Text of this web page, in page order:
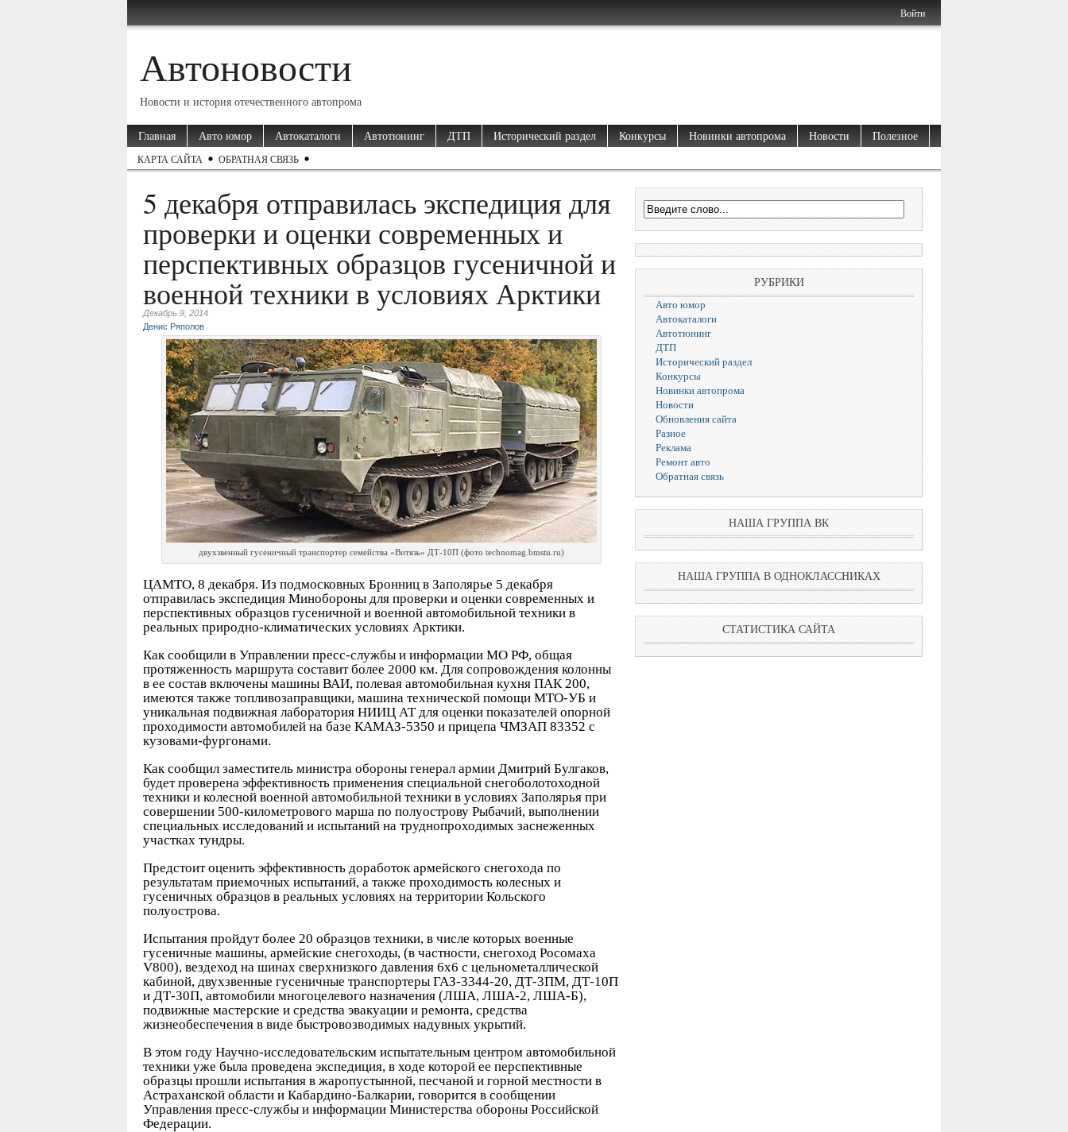
Войти
Автоновости
Новости и история отечественного автопрома
Главная Авто юмор Автокаталоги Автотюнинг ДТП Исторический раздел Конкурсы Новинки автопрома Новости Полезное
КАРТА САЙТА ОБРАТНАЯ СВЯЗЬ
5 декабря отправилась экспедиция для
проверки и оценки современных и
перспективных образцов гусеничной и
военной техники в условиях Арктики
Декабрь 9, 2014
Денис Ряполов
двухзвенный гусеничный транспортер семейства «Витязь» ДТ-10П (фото technomag.bmstu.ru)
ЦАМТО, 8 декабря. Из подмосковных Бронниц в Заполярье 5 декабря
отправилась экспедиция Минобороны для проверки и оценки современных и
перспективных образцов гусеничной и военной автомобильной техники в
реальных природно-климатических условиях Арктики.
Как сообщили в Управлении пресс-службы и информации МО РФ, общая
протяженность маршрута составит более 2000 км. Для сопровождения колонны
в ее состав включены машины ВАИ, полевая автомобильная кухня ПАК 200,
имеются также топливозаправщики, машина технической помощи МТО-УБ и
уникальная подвижная лаборатория НИИЦ АТ для оценки показателей опорной
проходимости автомобилей на базе КАМАЗ-5350 и прицепа ЧМЗАП 83352 с
кузовами-фургонами.
Как сообщил заместитель министра обороны генерал армии Дмитрий Булгаков,
будет проверена эффективность применения специальной снегоболотоходной
техники и колесной военной автомобильной техники в условиях Заполярья при
совершении 500-километрового марша по полуострову Рыбачий, выполнении
специальных исследований и испытаний на труднопроходимых заснеженных
участках тундры.
Предстоит оценить эффективность доработок армейского снегохода по
результатам приемочных испытаний, а также проходимость колесных и
гусеничных образцов в реальных условиях на территории Кольского
полуострова.
Испытания пройдут более 20 образцов техники, в числе которых военные
гусеничные машины, армейские снегоходы, (в частности, снегоход Росомаха
V800), вездеход на шинах сверхнизкого давления 6х6 с цельнометаллической
кабиной, двухзвенные гусеничные транспортеры ГАЗ-3344-20, ДТ-3ПМ, ДТ-10П
и ДТ-30П, автомобили многоцелевого назначения (ЛША, ЛША-2, ЛША-Б),
подвижные мастерские и средства эвакуации и ремонта, средства
жизнеобеспечения в виде быстровозводимых надувных укрытий.
В этом году Научно-исследовательским испытательным центром автомобильной
техники уже была проведена экспедиция, в ходе которой ее перспективные
образцы прошли испытания в жаропустынной, песчаной и горной местности в
Астраханской области и Кабардино-Балкарии, говорится в сообщении
Управления пресс-службы и информации Министерства обороны Российской
Федерации.
РУБРИКИ
Авто юмор
Автокаталоги
Автотюнинг
ДТП
Исторический раздел
Конкурсы
Новинки автопрома
Новости
Обновления сайта
Разное
Реклама
Ремонт авто
Обратная связь
НАША ГРУППА ВК
НАША ГРУППА В ОДНОКЛАССНИКАХ
СТАТИСТИКА САЙТА